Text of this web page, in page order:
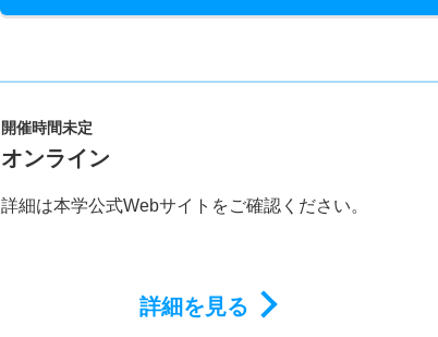
開催時間未定
オンライン
詳細は本学公式Webサイトをご確認ください。
詳細を見る